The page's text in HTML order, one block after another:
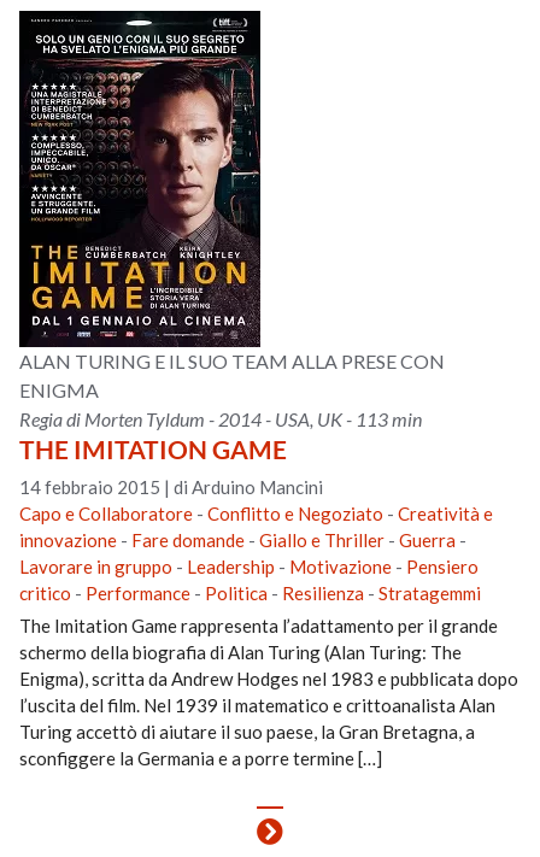
ALAN TURING E IL SUO TEAM ALLA PRESE CON
ENIGMA
Regia di Morten Tyldum - 2014 - USA, UK - 113 min
THE IMITATION GAME
14 febbraio 2015 |di Arduino Mancini
Capo e Collaboratore -Conflitto e Negoziato -Creatività e
innovazione - Fare domande -Giallo e Thriller -Guerra -
Lavorare in gruppo - Leadership - Motivazione - Pensiero
critico - Performance - Politica - Resilienza -Stratagemmi
The Imitation Game rappresenta l’adattamento per il grande
schermo della biografia di Alan Turing (Alan Turing: The
Enigma), scritta da Andrew Hodges nel 1983 e pubblicata dopo
l’uscita del film. Nel 1939 il matematico e crittoanalista Alan
Turing accettò di aiutare il suo paese, la Gran Bretagna, a
sconfiggere la Germania e a porre termine […]